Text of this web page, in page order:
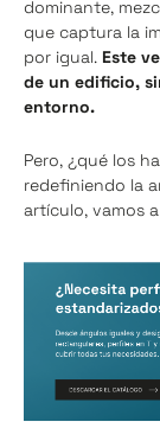
dominante,
que captura la
por igual. Este
de un edificio,
entorno.
Pero, ¿qué los
redefiniendo la
artículo, vamos